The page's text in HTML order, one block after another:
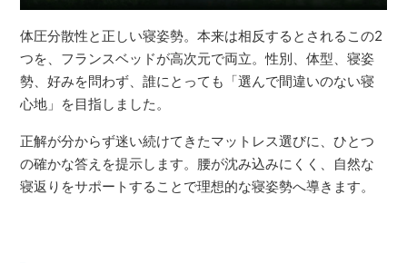
体圧分散性と正しい寝姿勢。本来は相反するとされるこの2
つを、フランスベッドが高次元で両立。性別、体型、寝姿
勢、好みを問わず、誰にとっても「選んで間違いのない寝
心地」を目指しました。
正解が分からず迷い続けてきたマットレス選びに、ひとつ
の確かな答えを提示します。腰が沈み込みにくく、自然な
寝返りをサポートすることで理想的な寝姿勢へ導きます。